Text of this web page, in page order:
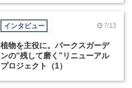
インタビュー 7/13
植物を主役に。パークスガーデ
ンの“残して磨く”リニューアル
プロジェクト（1）